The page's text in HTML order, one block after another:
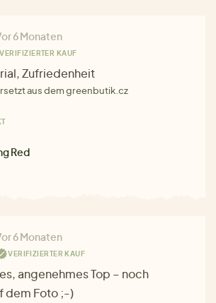
6 Monaten
VERIFIZIERTER KAUF
Zufriedenheit
aus dem greenbutik.cz
Red
6 Monaten
VERIFIZIERTER KAUF
angenehmes Top – noch
dem Foto ;-)